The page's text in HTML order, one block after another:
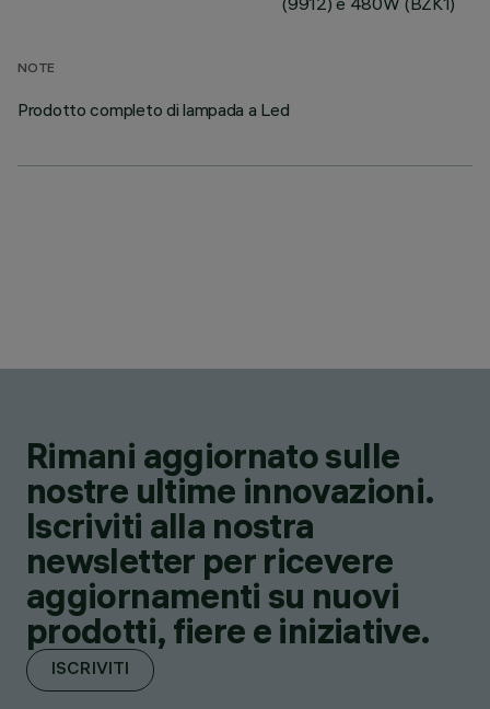
NOTE
Prodotto completo di lampada a Led
Rimani aggiornato sulle
nostre ultime innovazioni.
Iscriviti alla nostra
newsletter per ricevere
aggiornamenti su nuovi
prodotti, fiere e iniziative.
ISCRIVITI